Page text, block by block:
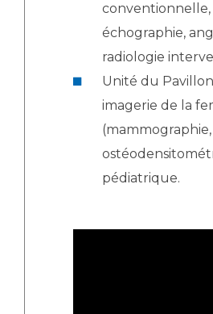
conventionnelle,
échographie,
radiologie
Unité du
imagerie de la
pédiatrique.